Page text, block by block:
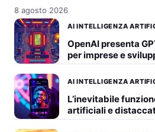
8 agosto 2026
AI INTELLIGENZA
OpenAI presenta
per imprese e
AI INTELLIGENZA
L’inevitabile
artificiali e